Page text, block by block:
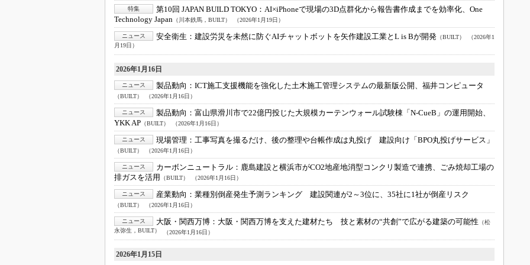
特集 第10回 JAPAN BUILD TOKYO： AI×iPhoneで現場の3D点群化から報告書作成までを効率化、One
Technology Japan （川本鉄馬，BUILT） （2026年1月19日）
ニュース 安全衛生： 建設労災を未然に防ぐAIチャットボットを矢作建設工業とL is Bが開発 （BUILT） （2026年1
月19日）
2026年1月16日
ニュース 製品動向： ICT施工支援機能を強化した土木施工管理システムの最新版公開、福井コンピュータ
（BUILT） （2026年1月16日）
ニュース 製品動向： 富山県滑川市で22億円投じた大規模カーテンウォール試験棟「N-CueB」の運用開始、
YKK AP （BUILT） （2026年1月16日）
ニュース 現場管理： 工事写真を撮るだけ、後の整理や台帳作成は丸投げ 建設向け「BPO丸投げサービス」
（BUILT） （2026年1月16日）
ニュース カーボンニュートラル： 鹿島建設と横浜市がCO2地産地消型コンクリ製造で連携、ごみ焼却工場の
排ガスを活用
（BUILT） （2026年1月16日）
ニュース 産業動向： 業種別倒産発生予測ランキング 建設関連が2～3位に、35社に1社が倒産リスク
（BUILT） （2026年1月16日）
ニュース 大阪・関西万博： 大阪・関西万博を支えた建材たち 技と素材の“共創”で広がる建築の可能性 （松
永弥生，BUILT） （2026年1月16日）
2026年1月15日